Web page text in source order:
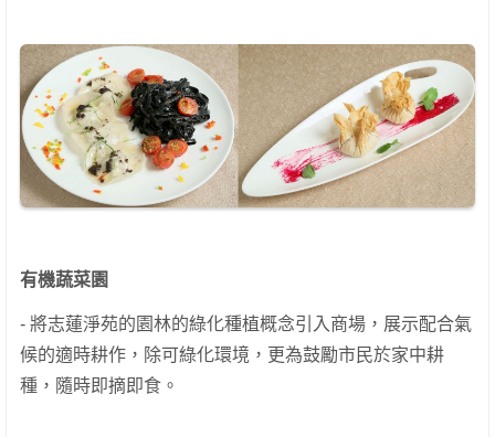
有機蔬菜園
- 將志蓮淨苑的園林的綠化種植概念引入商場，展示配合氣
候的適時耕作，除可綠化環境，更為鼓勵市民於家中耕
種，隨時即摘即食。